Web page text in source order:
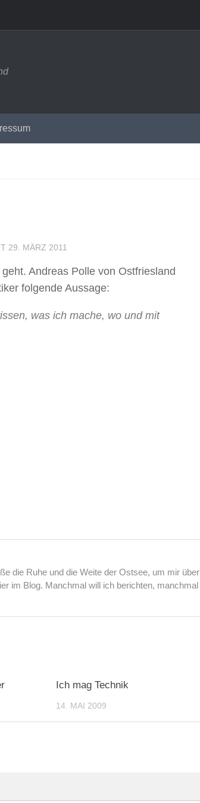
29. MÄRZ 2011
Andreas Polle von Ostfriesland
folgende Aussage:
was ich mache, wo und mit
die Ruhe und die Weite der Ostsee, um mir über
im Blog. Manchmal will ich berichten, manchmal
Ich mag Technik
14. MAI 2009